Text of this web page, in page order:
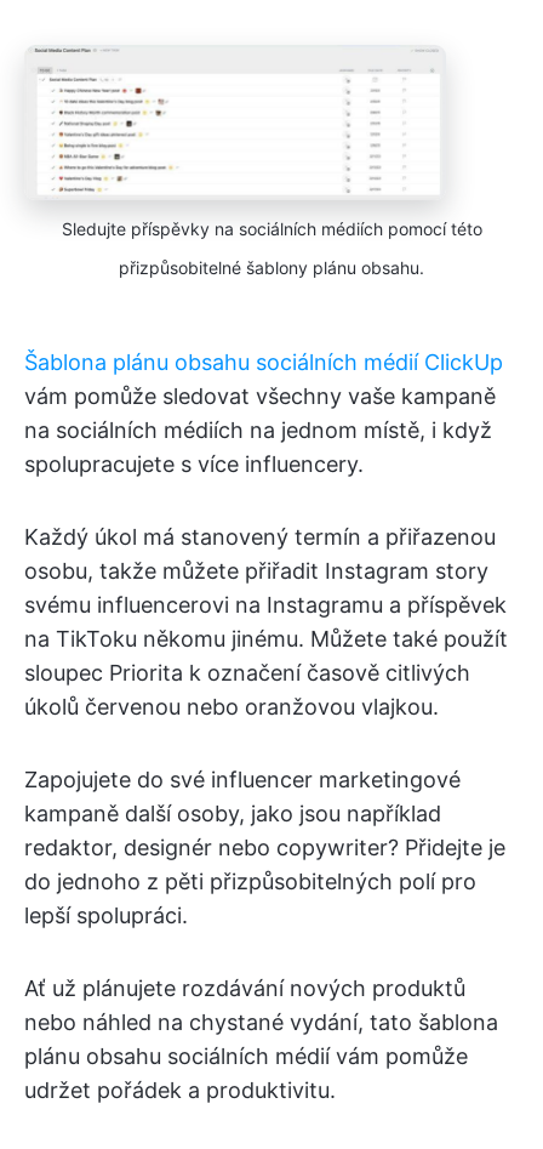
Sledujte příspěvky na sociálních médiích pomocí této
přizpůsobitelné šablony plánu obsahu.
Šablona plánu obsahu sociálních médií ClickUp
vám pomůže sledovat všechny vaše kampaně
na sociálních médiích na jednom místě, i když
spolupracujete s více influencery.
Každý úkol má stanovený termín a přiřazenou
osobu, takže můžete přiřadit Instagram story
svému influencerovi na Instagramu a příspěvek
na TikToku někomu jinému. Můžete také použít
sloupec Priorita k označení časově citlivých
úkolů červenou nebo oranžovou vlajkou.
Zapojujete do své influencer marketingové
kampaně další osoby, jako jsou například
redaktor, designér nebo copywriter? Přidejte je
do jednoho z pěti přizpůsobitelných polí pro
lepší spolupráci.
Ať už plánujete rozdávání nových produktů
nebo náhled na chystané vydání, tato šablona
plánu obsahu sociálních médií vám pomůže
udržet pořádek a produktivitu.